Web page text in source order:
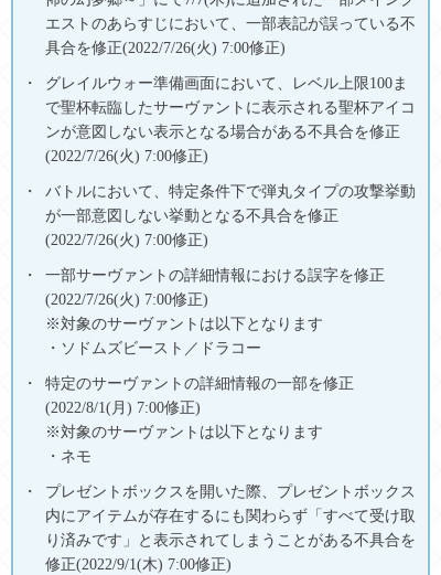
エストのあらすじにおいて、一部表記が誤っている不
具合を修正(2022/7/26(火) 7:00修正)
グレイルウォー準備画面において、レベル上限100ま
で聖杯転臨したサーヴァントに表示される聖杯アイコ
ンが意図しない表示となる場合がある不具合を修正
(2022/7/26(火) 7:00修正)
バトルにおいて、特定条件下で弾丸タイプの攻撃挙動
が一部意図しない挙動となる不具合を修正
(2022/7/26(火) 7:00修正)
一部サーヴァントの詳細情報における誤字を修正
(2022/7/26(火) 7:00修正)
※対象のサーヴァントは以下となります
・ソドムズビースト／ドラコー
特定のサーヴァントの詳細情報の一部を修正
(2022/8/1(月) 7:00修正)
※対象のサーヴァントは以下となります
・ネモ
プレゼントボックスを開いた際、プレゼントボックス
内にアイテムが存在するにも関わらず「すべて受け取
り済みです」と表示されてしまうことがある不具合を
修正(2022/9/1(木) 7:00修正)